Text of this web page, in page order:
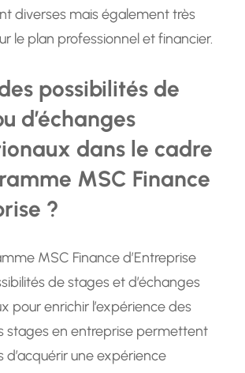
diverses mais également très
le plan professionnel et financier.
possibilités de
d’échanges
dans le cadre
MSC Finance
?
MSC Finance d’Entreprise
de stages et d’échanges
pour enrichir l’expérience des
stages en entreprise permettent
d’acquérir une expérience